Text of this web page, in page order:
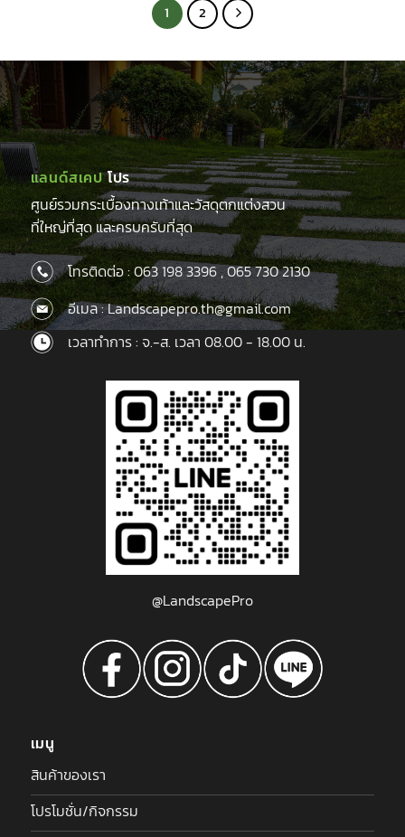
1 2
แลนด์สเคปโปร
ศูนย์รวมกระเบื้องทางเท้าและวัสดุตกแต่งสวน
ที่ใหญ่ที่สุด และครบครับที่สุด
โทรติดต่อ :063 198 3396,065 730 2130
อีเมล : Landscapepro.th@gmail.com
เวลาทำการ : จ.-ส. เวลา 08.00 - 18.00 น.
@LandscapePro
เมนู
สินค้าของเรา
โปรโมชั่น/กิจกรรม